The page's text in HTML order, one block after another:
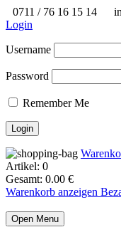
0711 / 76 16 15 14
Login
Username
Password
Remember Me
Artikel: 0
Gesamt: 0.00 €
Warenkorb anzeigen
Open Menu